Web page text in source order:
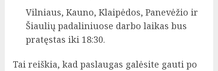
Vilniaus, Kauno, Klaipėdos, Panevėžio ir
Šiaulių padaliniuose darbo laikas bus
pratęstas iki 18:30.
Tai reiškia, kad paslaugas galėsite gauti po